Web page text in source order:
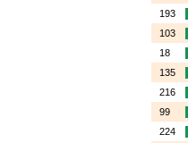
193
103
18
135
216
99
224